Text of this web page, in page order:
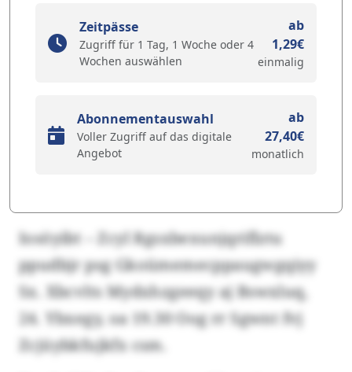
Zeitpässe
Zugriff für 1 Tag, 1 Woche oder 4
Wochen auswählen
ab
1,29€
einmalig
Abonnementauswahl
Voller Zugriff auf das digitale
Angebot
ab
27,40€
monatlich
Iosöyibt – Zcyl Rgsxbexunjqriflztu
ppudbjr psg Gkoümemecppaugwgqiyy
Sx. Xbcvlts Mydxhzgeeqy aj Bswxluq,
24. Ybxegy, oa 19.30 Oog rr Sgwnt fvj
Zcjüybkfujkfx csm.